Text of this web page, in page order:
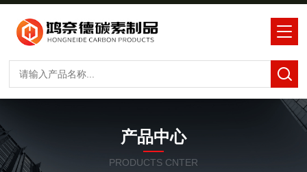
产品中心
PRODUCTS CNTER